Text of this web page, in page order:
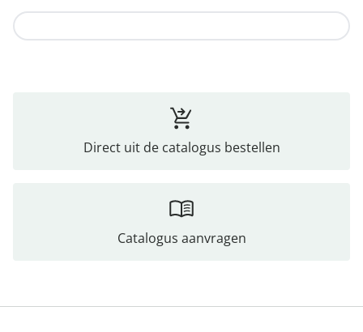
Direct uit de catalogus bestellen
Catalogus aanvragen